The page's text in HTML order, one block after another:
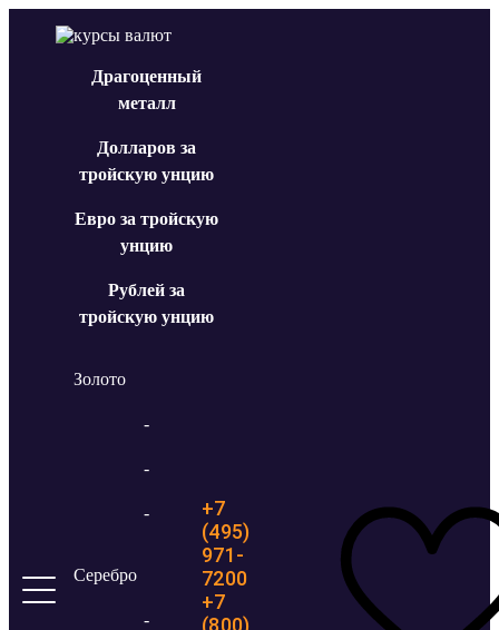
Драгоценный
металл
Долларов за
тройскую унцию
Евро за тройскую
унцию
Рублей за
тройскую унцию
Золото
-
-
-
Серебро
-
+7
(495)
971-
7200
+7
(800)